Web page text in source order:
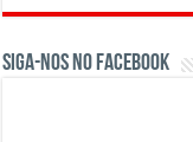
Siga-nos no Facebook